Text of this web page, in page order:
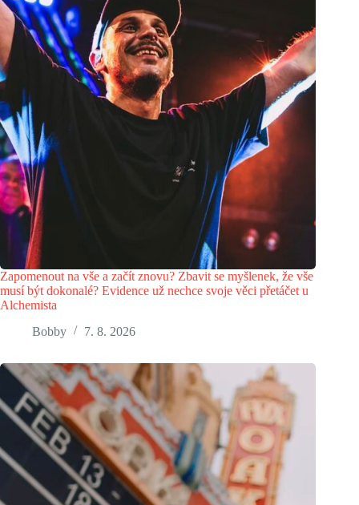
Zapomenout na vše a začít znovu? Zbavit se myšlenek, že vše
musí být dokonalé? Evidence už nechce svoje věci přetáčet u
Alchemista
Bobby
7. 8. 2026